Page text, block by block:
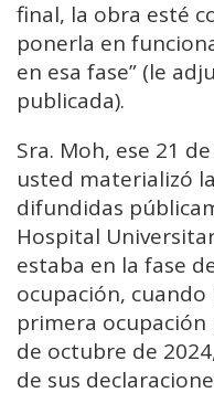
final, la obra esté
ponerla en
en esa fase” (le
publicada).
Sra. Moh, ese 21
usted materializó
difundidas
Hospital
estaba en la fase
ocupación,
primera ocupación
de octubre de
de sus